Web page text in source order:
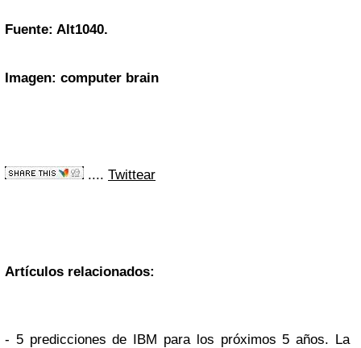
Fuente: Alt1040.
Imagen: computer brain
.... Twittear
Artículos relacionados:
- 5 predicciones de IBM para los próximos 5 años. La